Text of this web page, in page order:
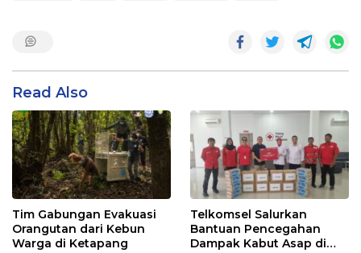
Read Also
Tim Gabungan Evakuasi
Orangutan dari Kebun
Warga di Ketapang
Telkomsel Salurkan
Bantuan Pencegahan
Dampak Kabut Asap di